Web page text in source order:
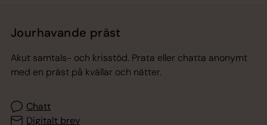
Jourhavande präst
Akut samtals- och krisstöd. Prata eller chatta anonymt
med en präst på kvällar och nätter.
Chatt
Digitalt brev